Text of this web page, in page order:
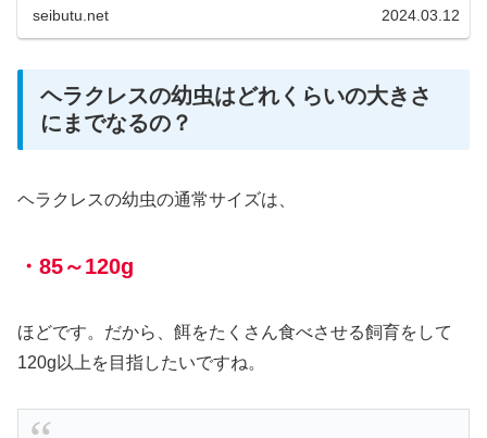
seibutu.net 2024.03.12
ヘラクレスの幼虫はどれくらいの大きさ
にまでなるの？
ヘラクレスの幼虫の通常サイズは、
・85～120g
ほどです。だから、餌をたくさん食べさせる飼育をして
120g以上を目指したいですね。